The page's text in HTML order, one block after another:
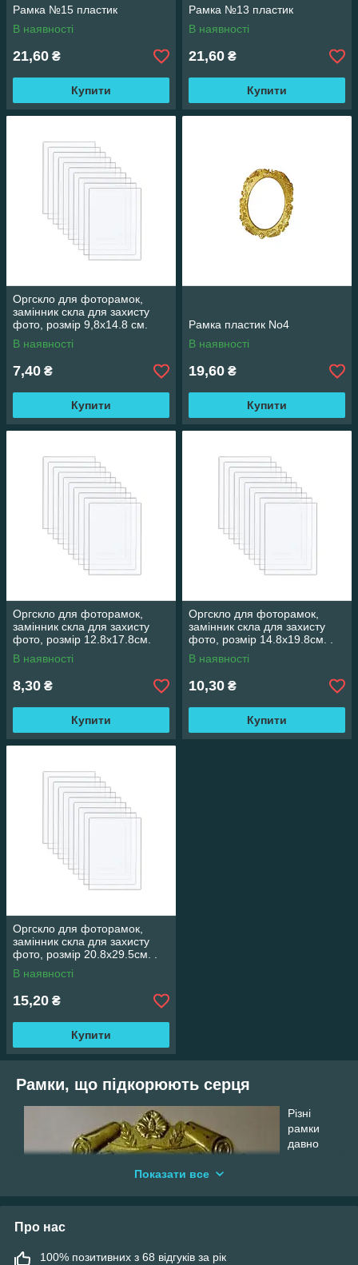
Рамка №15 пластик
В наявності
21,60 ₴
Купити
Рамка №13 пластик
В наявності
21,60 ₴
Купити
Оргскло для фоторамок,
замінник скла для захисту
фото, розмір 9,8х14.8 см.
Гнучке
В наявності
7,40 ₴
Купити
Рамка пластик No4
В наявності
19,60 ₴
Купити
Оргскло для фоторамок,
замінник скла для захисту
фото, розмір 12.8х17.8см.
Гнучке
В наявності
8,30 ₴
Купити
Оргскло для фоторамок,
замінник скла для захисту
фото, розмір 14.8х19.8см. .
Гнучке
В наявності
10,30 ₴
Купити
Оргскло для фоторамок,
замінник скла для захисту
фото, розмір 20.8х29.5см. .
Гнучке
В наявності
15,20 ₴
Купити
Рамки, що підкорюють серця
Різні
рамки
давно
Показати все
Про нас
100% позитивних з 68 відгуків за рік